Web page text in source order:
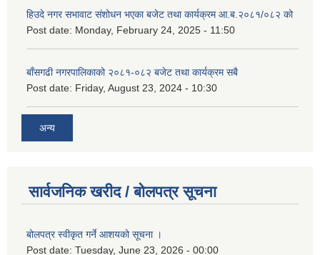
हिउदे नगर सभावाट संशोधन भएका बजेट तथा कार्यक्रम आ.ब.२०८१/०८२ को
Post date: Monday, February 24, 2025 - 11:50
बाँसगढी नगरपालिकाको २०८१-०८२ बजेट तथा कार्यक्रम सबै
Post date: Friday, August 23, 2024 - 10:30
अन्य
सार्वजनिक खरीद / बोलपत्र सूचना
बोलपत्र स्वीकृत गर्ने आशयको सूचना ।
Post date: Tuesday, June 23, 2026 - 00:00